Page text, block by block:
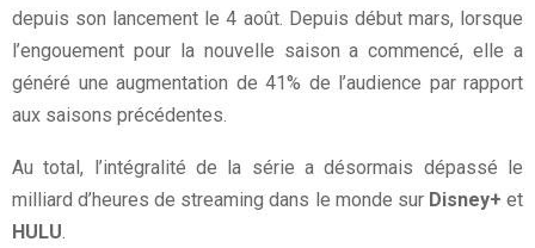
depuis son lancement le 4 août. Depuis début mars, lorsque
l’engouement pour la nouvelle saison a commencé, elle a
généré une augmentation de 41% de l’audience par rapport
aux saisons précédentes.
Au total, l’intégralité de la série a désormais dépassé le
milliard d’heures de streaming dans le monde sur Disney+ et
HULU.